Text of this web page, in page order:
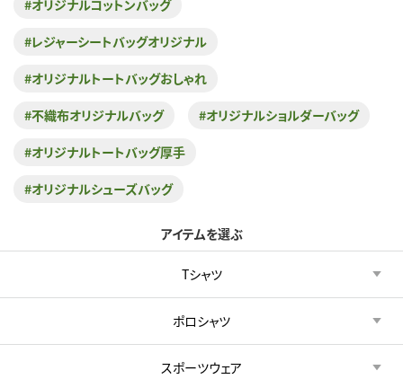
#オリジナルコットンバッグ
#レジャーシートバッグオリジナル
#オリジナルトートバッグおしゃれ
#不織布オリジナルバッグ #オリジナルショルダーバッグ
#オリジナルトートバッグ厚手
#オリジナルシューズバッグ
アイテムを選ぶ
Tシャツ
ポロシャツ
スポーツウェア